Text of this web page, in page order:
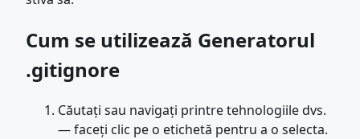
Cum se utilizează Generatorul
.gitignore
Căutați sau navigați printre tehnologiile dvs.
— faceți clic pe o etichetă pentru a o selecta.